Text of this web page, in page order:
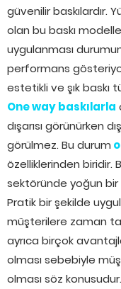
güvenilir baskılardır.
olan bu baskı
uygulanması
performans
estetikli ve şık baskı
One way baskılarla
dışarısı görünürken
görülmez. Bu durum
özelliklerinden biridir.
sektöründe yoğun
Pratik bir şekilde
müşterilere zaman
ayrıca birçok
olması sebebiyle
olması söz konusudur.